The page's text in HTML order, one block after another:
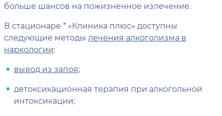
больше шансов на пожизненное излечение.
В стационаре * «Клиника плюс» доступны
следующие методы лечения алкоголизма в
наркологии:
вывод из запоя;
детоксикационная терапия при алкогольной
интоксикации;